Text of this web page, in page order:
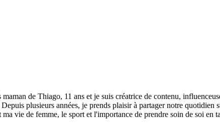
de Thiago, 11 ans et je suis créatrice de contenu,
plusieurs années, je prends plaisir à partager notre
vie de femme, le sport et l'importance de prendre soin de soi